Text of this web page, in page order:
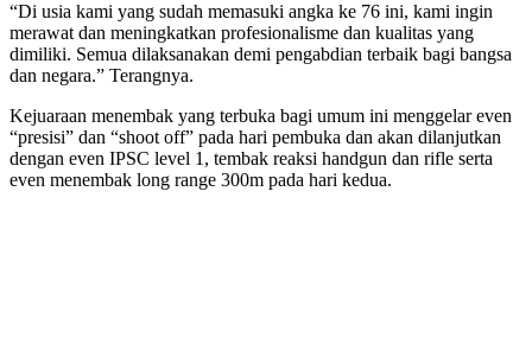
“Di usia kami yang sudah memasuki angka ke 76 ini, kami ingin
merawat dan meningkatkan profesionalisme dan kualitas yang
dimiliki. Semua dilaksanakan demi pengabdian terbaik bagi bangsa
dan negara.” Terangnya.
Kejuaraan menembak yang terbuka bagi umum ini menggelar even
“presisi” dan “shoot off” pada hari pembuka dan akan dilanjutkan
dengan even IPSC level 1, tembak reaksi handgun dan rifle serta
even menembak long range 300m pada hari kedua.